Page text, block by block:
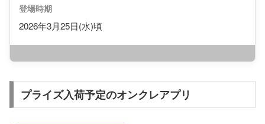
登場時期
2026年3月25日(水)頃
プライズ入荷予定のオンクレアプリ